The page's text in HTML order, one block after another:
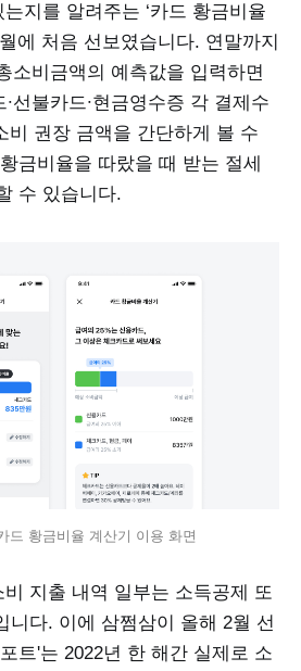
지를 알려주는 ‘카드 황금비율
에 처음 선보였습니다. 연말까지
소비금액의 예측값을 입력하면
선불카드∙현금영수증 각 결제수
비 권장 금액을 간단하게 볼 수
금비율을 따랐을 때 받는 절세
수 있습니다.
드 황금비율 계산기 이용 화면
지출 내역 일부는 소득공제 또
니다. 이에 삼쩜삼이 올해 2월 선
트'는 2022년 한 해간 실제로 소